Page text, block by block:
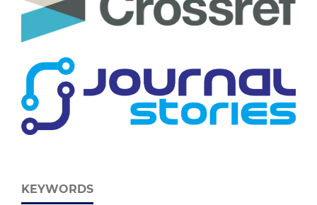
KEYWORDS